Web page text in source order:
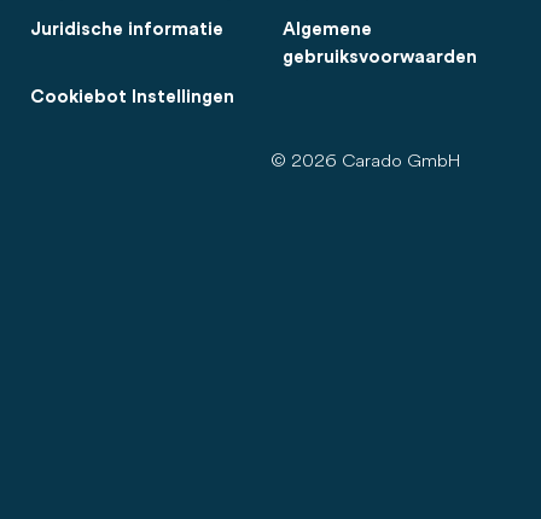
Juridische informatie
Algemene
gebruiksvoorwaarden
Cookiebot Instellingen
© 2026 Carado GmbH